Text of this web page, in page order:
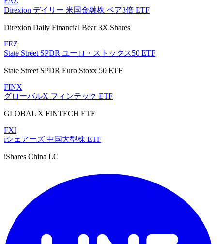
Direxion デイリー 米国金融株 ベア3倍 ETF
Direxion Daily Financial Bear 3X Shares
FEZ
State Street SPDR ユーロ・ストックス50 ETF
State Street SPDR Euro Stoxx 50 ETF
FINX
グローバルX フィンテック ETF
GLOBAL X FINTECH ETF
FXI
iシェアーズ 中国大型株 ETF
iShares China LC